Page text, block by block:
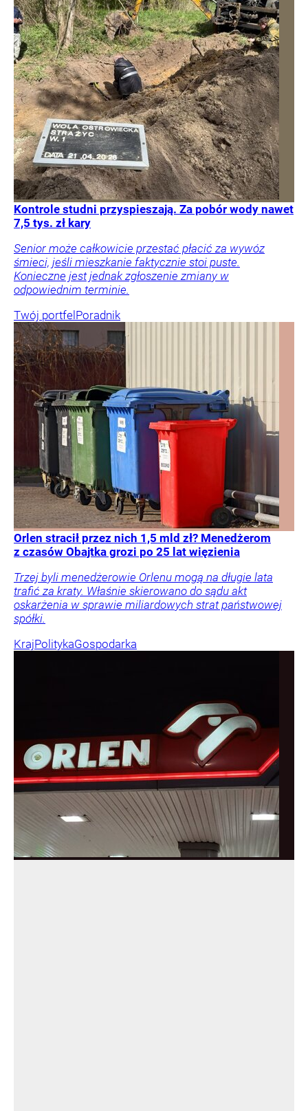
Kontrole studni przyspieszają. Za pobór wody nawet
7,5 tys. zł kary
Senior może całkowicie przestać płacić za wywóz
śmieci, jeśli mieszkanie faktycznie stoi puste.
Konieczne jest jednak zgłoszenie zmiany w
odpowiednim terminie.
Twój portfelPoradnik
Orlen stracił przez nich 1,5 mld zł? Menedżerom
z czasów Obajtka grozi po 25 lat więzienia
Trzej byli menedżerowie Orlenu mogą na długie lata
trafić za kraty. Właśnie skierowano do sądu akt
oskarżenia w sprawie miliardowych strat państwowej
spółki.
KrajPolitykaGospodarka